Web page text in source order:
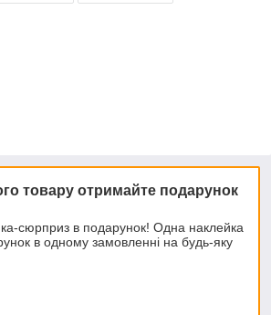
товару отримайте подарунок
сюрприз в подарунок! Одна наклейка
в одному замовленні на будь-яку